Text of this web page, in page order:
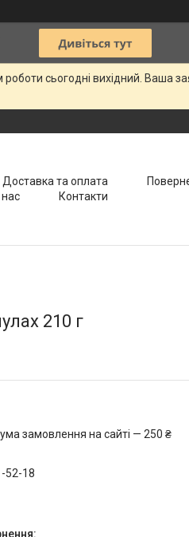
сьогодні вихідний. Ваша
Доставка та оплата
Контакти
210 г
замовлення на сайті — 250 ₴
52-18